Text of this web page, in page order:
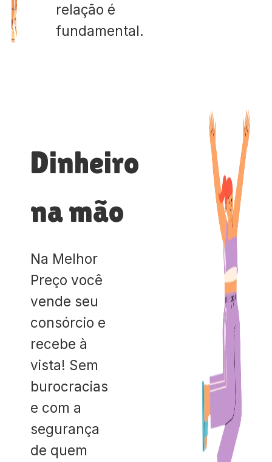
relação é
fundamental.
Dinheiro
na mão
Na Melhor
Preço você
vende seu
consórcio e
recebe à
vista! Sem
burocracias
e com a
segurança
de quem